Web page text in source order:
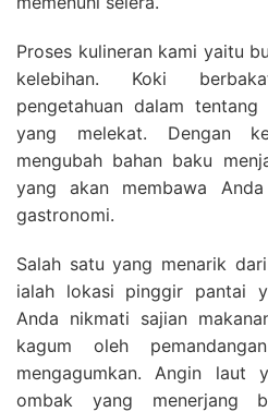
Proses kulineran kami yaitu
kelebihan. Koki
pengetahuan dalam
yang melekat. Dengan
mengubah bahan baku
yang akan membawa
gastronomi.
Salah satu yang menarik
ialah lokasi pinggir pantai
Anda nikmati sajian
kagum oleh
mengagumkan. Angin laut
ombak yang menerjang